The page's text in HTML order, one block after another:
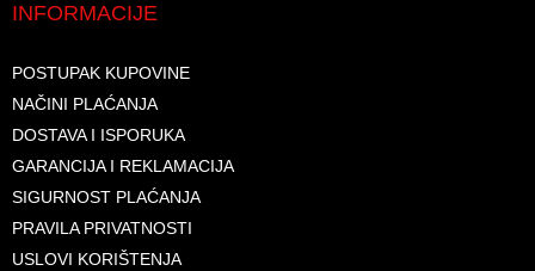
INFORMACIJE
POSTUPAK KUPOVINE
NAČINI PLAĆANJA
DOSTAVA I ISPORUKA
GARANCIJA I REKLAMACIJA
SIGURNOST PLAĆANJA
PRAVILA PRIVATNOSTI
USLOVI KORIŠTENJA